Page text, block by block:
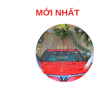
MỚI NHẤT